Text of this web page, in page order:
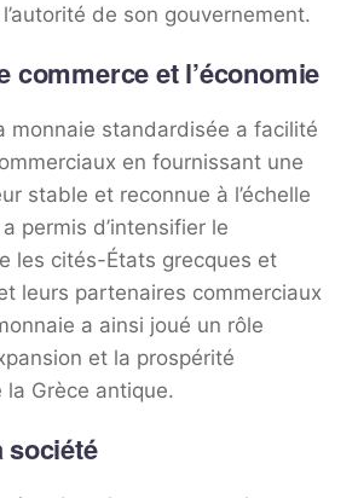
de son gouvernement.
commerce et l’économie
monnaie standardisée a facilité
en fournissant une
stable et reconnue à l’échelle
permis d’intensifier le
les cités-États grecques et
leurs partenaires commerciaux
a ainsi joué un rôle
et la prospérité
la Grèce antique.
société